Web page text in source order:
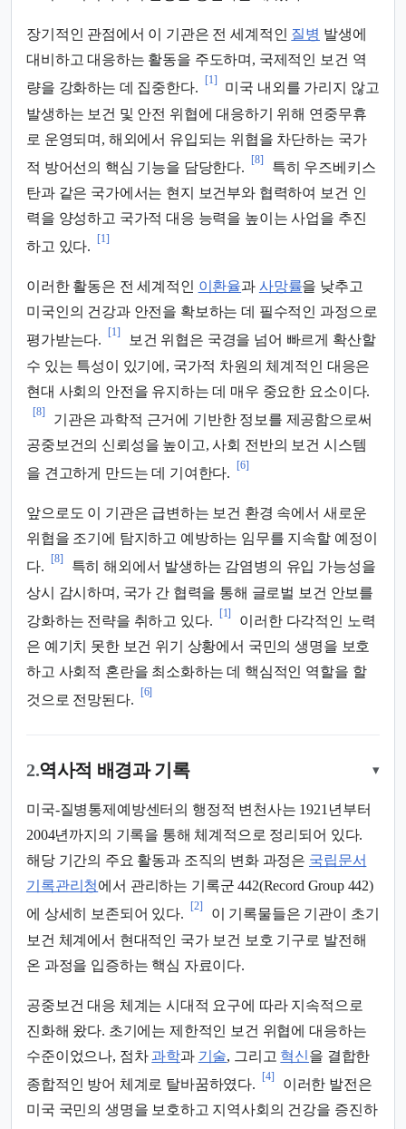
장기적인 관점에서 이 기관은 전 세계적인 질병 발생에
대비하고 대응하는 활동을 주도하며, 국제적인 보건 역
량을 강화하는 데 집중한다.
[1]
미국 내외를 가리지 않고
발생하는 보건 및 안전 위협에 대응하기 위해 연중무휴
로 운영되며, 해외에서 유입되는 위협을 차단하는 국가
적 방어선의 핵심 기능을 담당한다.
[8]
특히 우즈베키스
탄과 같은 국가에서는 현지 보건부와 협력하여 보건 인
력을 양성하고 국가적 대응 능력을 높이는 사업을 추진
하고 있다.
[1]
이러한 활동은 전 세계적인 이환율과 사망률을 낮추고
미국인의 건강과 안전을 확보하는 데 필수적인 과정으로
평가받는다.
[1]
보건 위협은 국경을 넘어 빠르게 확산할
수 있는 특성이 있기에, 국가적 차원의 체계적인 대응은
현대 사회의 안전을 유지하는 데 매우 중요한 요소이다.
[8]
기관은 과학적 근거에 기반한 정보를 제공함으로써
공중보건의 신뢰성을 높이고, 사회 전반의 보건 시스템
을 견고하게 만드는 데 기여한다.
[6]
앞으로도 이 기관은 급변하는 보건 환경 속에서 새로운
위협을 조기에 탐지하고 예방하는 임무를 지속할 예정이
다.
[8]
특히 해외에서 발생하는 감염병의 유입 가능성을
상시 감시하며, 국가 간 협력을 통해 글로벌 보건 안보를
강화하는 전략을 취하고 있다.
[1]
이러한 다각적인 노력
은 예기치 못한 보건 위기 상황에서 국민의 생명을 보호
하고 사회적 혼란을 최소화하는 데 핵심적인 역할을 할
것으로 전망된다.
[6]
2.역사적 배경과 기록 ▾
미국-질병통제예방센터의 행정적 변천사는 1921년부터
2004년까지의 기록을 통해 체계적으로 정리되어 있다.
해당 기간의 주요 활동과 조직의 변화 과정은 국립문서
기록관리청에서 관리하는 기록군 442(Record Group 442)
에 상세히 보존되어 있다.
[2]
이 기록물들은 기관이 초기
보건 체계에서 현대적인 국가 보건 보호 기구로 발전해
온 과정을 입증하는 핵심 자료이다.
공중보건 대응 체계는 시대적 요구에 따라 지속적으로
진화해 왔다. 초기에는 제한적인 보건 위협에 대응하는
수준이었으나, 점차 과학과 기술, 그리고 혁신을 결합한
종합적인 방어 체계로 탈바꿈하였다.
[4]
이러한 발전은
미국 국민의 생명을 보호하고 지역사회의 건강을 증진하